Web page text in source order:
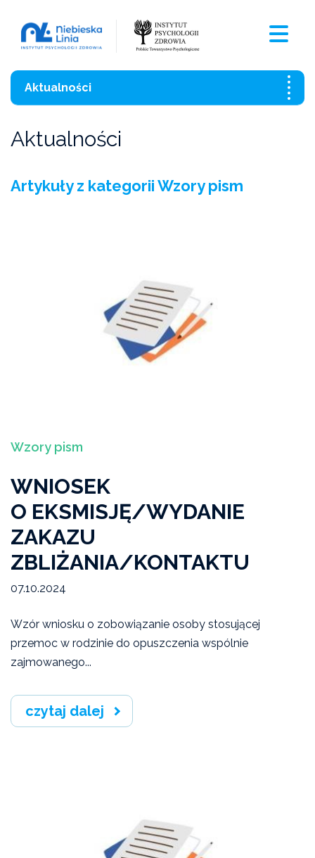
Aktualności
Czasopismo
Ekspertyzy, interpelacje, opinie
Wydarzenia
Artykuły „Niebieskiej Linii"
Wiadomości Niebieskiej Linii
Akcje, konferencje, kampanie
Badania i raporty
Archiwum
Informacje prasowe
Media o nas
Aktualności
Artykuły z kategorii Wzory pism
Wzory pism
WNIOSEK
O EKSMISJĘ/WYDANIE
ZAKAZU
ZBLIŻANIA/KONTAKTU
07.10.2024
Wzór wniosku o zobowiązanie osoby stosującej
przemoc w rodzinie do opuszczenia wspólnie
zajmowanego...
czytaj dalej